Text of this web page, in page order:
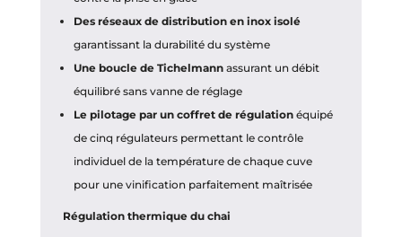
Des réseaux de distribution en inox isolé
garantissant la durabilité du système
Une boucle de Tichelmannassurant un débit
équilibré sans vanne de réglage
Le pilotage par un coffret de régulationéquipé
de cinq régulateurs permettant le contrôle
individuel de la température de chaque cuve
pour une vinification parfaitement maîtrisée
Régulation thermique du chai